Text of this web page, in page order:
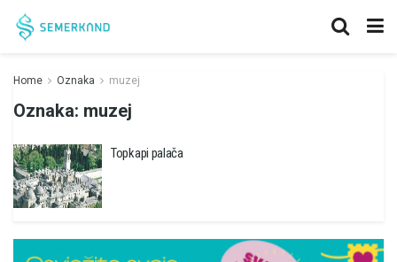
Home Oznaka muzej
Oznaka: muzej
Topkapi palača